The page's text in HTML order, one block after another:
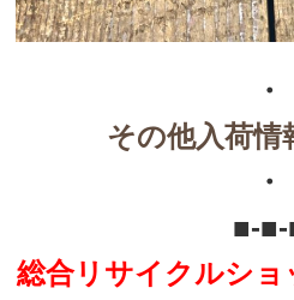
・
その他入荷情
・
■-■-
総合リサイクルシ